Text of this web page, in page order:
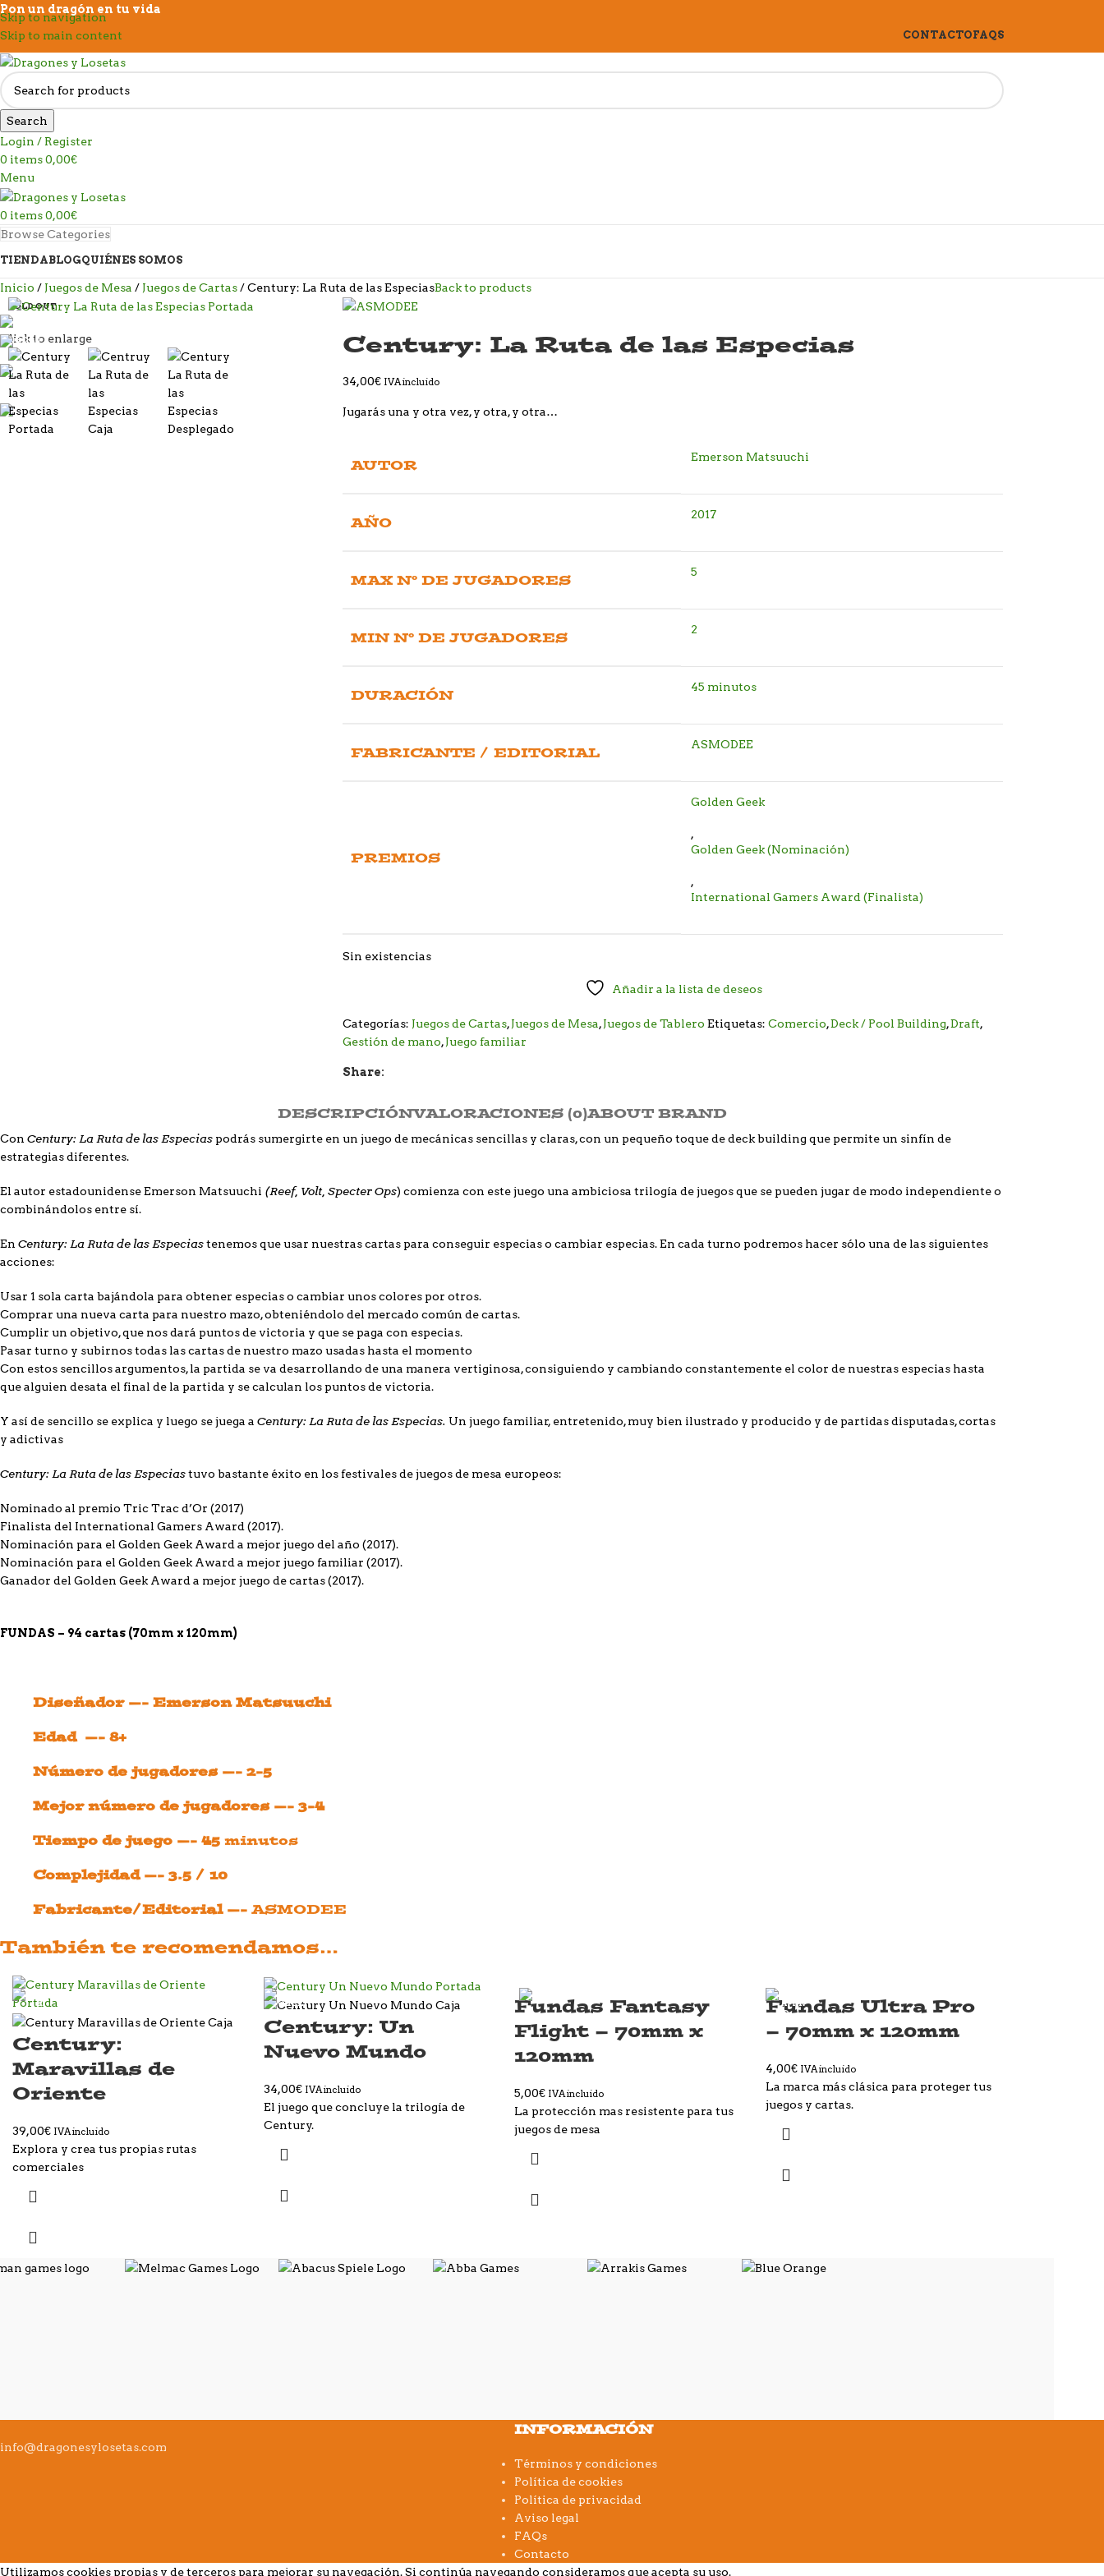
Skip to navigation
Skip to main content
Pon un dragón en tu vida
CONTACTOFAQS
Search
Login / Register
0 items0,00€
Menu
0 items0,00€
Browse Categories
TIENDABLOGQUIÉNES SOMOS
Inicio Juegos de Mesa Juegos de Cartas Century: La Ruta de las EspeciasBack to products
SOLD OUT
Click to enlarge Century: La Ruta de las Especias
34,00€ IVA incluido
Jugarás una y otra vez, y otra, y otra…
AUTOR Emerson Matsuuchi
AÑO 2017
MAX Nº DE JUGADORES 5
MIN Nº DE JUGADORES 2
DURACIÓN 45 minutos
FABRICANTE / EDITORIAL ASMODEE
PREMIOS
Golden Geek
,
Golden Geek (Nominación)
,
International Gamers Award (Finalista)
Sin existencias
Añadir a la lista de deseos
Categorías: Juegos de Cartas,Juegos de Mesa,Juegos de Tablero Etiquetas: Comercio,Deck / Pool Building,Draft,
Gestión de mano,Juego familiar
Share:
DESCRIPCIÓNVALORACIONES (0)ABOUT BRAND
Con Century: La Ruta de las Especias podrás sumergirte en un juego de mecánicas sencillas y claras, con un pequeño toque de deck building que permite un sinfín de
estrategias diferentes.
El autor estadounidense Emerson Matsuuchi (Reef, Volt, Specter Ops) comienza con este juego una ambiciosa trilogía de juegos que se pueden jugar de modo independiente o
combinándolos entre sí.
En Century: La Ruta de las Especiastenemos que usar nuestras cartas para conseguir especias o cambiar especias. En cada turno podremos hacer sólo una de las siguientes
acciones:
Usar 1 sola carta bajándola para obtener especias o cambiar unos colores por otros.
Comprar una nueva carta para nuestro mazo, obteniéndolo del mercado común de cartas.
Cumplir un objetivo, que nos dará puntos de victoria y que se paga con especias.
Pasar turno y subirnos todas las cartas de nuestro mazo usadas hasta el momento
Con estos sencillos argumentos, la partida se va desarrollando de una manera vertiginosa, consiguiendo y cambiando constantemente el color de nuestras especias hasta
que alguien desata el final de la partida y se calculan los puntos de victoria.
Y así de sencillo se explica y luego se juega a Century: La Ruta de las Especias. Un juego familiar, entretenido, muy bien ilustrado y producido y de partidas disputadas, cortas
y adictivas
Century: La Ruta de las Especiastuvo bastante éxito en los festivales de juegos de mesa europeos:
Nominado al premio Tric Trac d’Or (2017)
Finalista del International Gamers Award (2017).
Nominación para el Golden Geek Award a mejor juego del año (2017).
Nominación para el Golden Geek Award a mejor juego familiar (2017).
Ganador del Golden Geek Award a mejor juego de cartas (2017).
FUNDAS – 94 cartas (70mm x 120mm)
Diseñador —- Emerson Matsuuchi
Edad —- 8+
Número de jugadores —- 2-5
Mejor número de jugadores —- 3-4
Tiempo de juego —- 45 minutos
Complejidad —- 3.5 / 10
Fabricante/Editorial —- ASMODEE
También te recomendamos…
Century:
Maravillas de
Oriente
39,00€ IVA incluido
Explora y crea tus propias rutas
comerciales
Century: Un
Nuevo Mundo
34,00€ IVA incluido
El juego que concluye la trilogía de
Century.
Fundas Fantasy
Flight – 70mm x
120mm
5,00€ IVA incluido
La protección mas resistente para tus
juegos de mesa
Fundas Ultra Pro
– 70mm x 120mm
4,00€ IVA incluido
La marca más clásica para proteger tus
juegos y cartas.
info@dragonesylosetas.com
INFORMACIÓN
Términos y condiciones
Política de cookies
Política de privacidad
Aviso legal
FAQs
Contacto
Utilizamos cookies propias y de terceros para mejorar su navegación. Si continúa navegando consideramos que acepta su uso.